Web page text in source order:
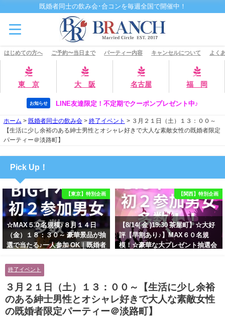
既婚者同士の飲み会･合コンを毎週全国で開催中！
はじめての方へ ご予約〜当日まで パーティー内容 キャンセルについて よく
東 京 大 阪 名古屋 福 岡
お知らせ LINE友達限定！不定期でクーポンプレゼント中♪
ホーム > 既婚者同士の飲み会> 終了イベント > ３月２１日（土）１３：００～
【生活に少し余裕のある紳士男性とオシャレ好きで大人な素敵女性の既婚者限定
パーティー＠淡路町】
Pick Up！
【東京】特別企画
☆MAX５０名規模♪８月１４日
（金）１８：３０～ 豪華景品が抽
選で当たる♪一人参加 OK｜既婚者
に余裕のある健康的なオシャレ男
性と美容好きで優しさのある大人
女性の既婚者限定ビッグパーティ
ー♪＠池袋】
【関西】特別企画
【8/14( 金 )19:30 茶屋町】☆大好
評【早割あり♪】MAX６０名規
模！☆豪華な大プレゼント抽選会
ティー♪＠茶屋町】
終了イベント
３月２１日（土）１３：００～【生活に少し余裕
のある紳士男性とオシャレ好きで大人な素敵女性
の既婚者限定パーティー＠淡路町】